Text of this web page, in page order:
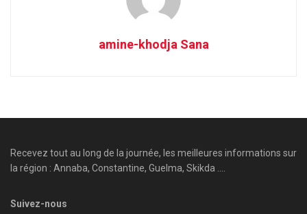
amine-khodja Sana
Recevez tout au long de la journée, les meilleures informations sur
la région : Annaba, Constantine, Guelma, Skikda ....
Suivez-nous